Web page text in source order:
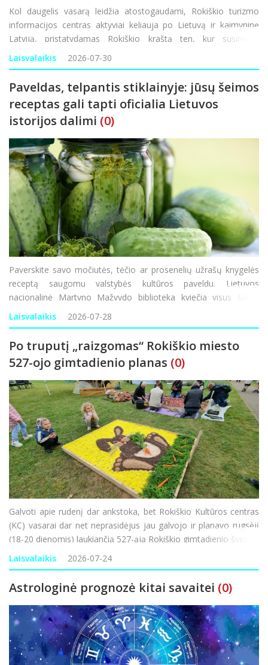
Kol daugelis vasarą leidžia atostogaudami, Rokiškio turizmo
informacijos centras aktyviai keliauja po Lietuvą ir kaimyninę
Latviją, pristatydamas Rokiškio kraštą ten, kur susirenka
tūkstančiai keliautojų. Dalyvaujant miestų šventėse ir jų turizmo
gatvėse teikiama informac
Laisvalaikis 2026-07-30
Paveldas, telpantis stiklainyje: jūsų šeimos
receptas gali tapti oficialia Lietuvos
istorijos dalimi (0)
Paverskite savo močiutės, tėčio ar prosenelių užrašų knygelės
receptą saugomu valstybės kultūros paveldu. Lietuvos
nacionalinė Martyno Mažvydo biblioteka kviečia visus šalies
gyventojus prisidėti prie išskirtinės akcijos – iki spalio 31
d. pasidalyti savo &s
Laisvalaikis 2026-07-28
Po truputį „raizgomas“ Rokiškio miesto
527-ojo gimtadienio planas (0)
Galvoti apie rudenį dar ankstoka, bet Rokiškio Kultūros centras
(KC) vasarai dar net neprasidėjus jau galvojo ir planavo rugsėjį
(18-20 dienomis) laukiančią 527-ąją Rokiškio gimtadienio šventę,
kurios šūkis šiais metais – „Visu garsu“. Nors didžio
Laisvalaikis 2026-07-24
Astrologinė prognozė kitai savaitei (0)